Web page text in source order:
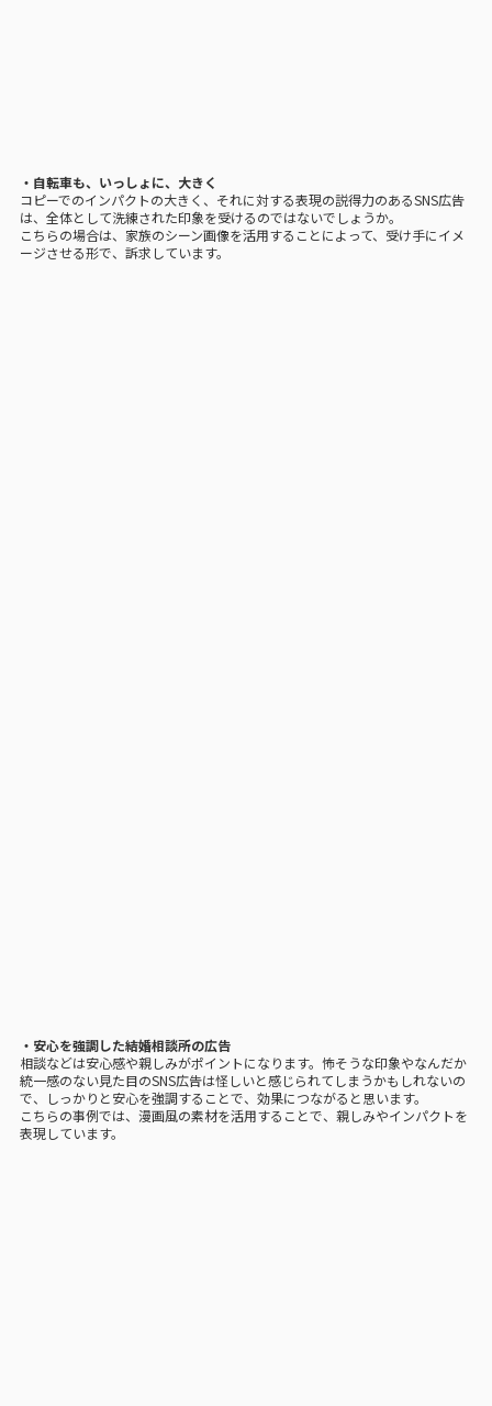
・自転車も、いっしょに、大きく
コピーでのインパクトの大きく、それに対する表現の説得力のあるSNS広告
は、全体として洗練された印象を受けるのではないでしょうか。
こちらの場合は、家族のシーン画像を活用することによって、受け手にイメ
ージさせる形で、訴求しています。
・安心を強調した結婚相談所の広告
相談などは安心感や親しみがポイントになります。怖そうな印象やなんだか
統一感のない見た目のSNS広告は怪しいと感じられてしまうかもしれないの
で、しっかりと安心を強調することで、効果につながると思います。
こちらの事例では、漫画風の素材を活用することで、親しみやインパクトを
表現しています。